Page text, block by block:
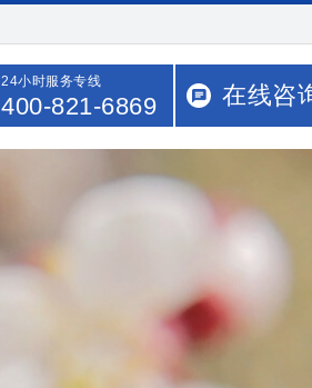
24小时服务专线
400-821-6869 在线咨